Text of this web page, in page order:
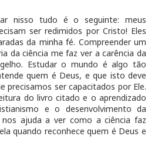
nisso tudo é o seguinte: meus
ser redimidos por Cristo! Eles
da minha fé. Compreender um
da ciência me faz ver a carência da
Estudar o mundo é algo tão
quem é Deus, e que isto deve
precisamos ser capacitados por Ele.
do livro citado e o aprendizado
e o desenvolvimento da
ajuda a ver como a ciência faz
quando reconhece quem é Deus e